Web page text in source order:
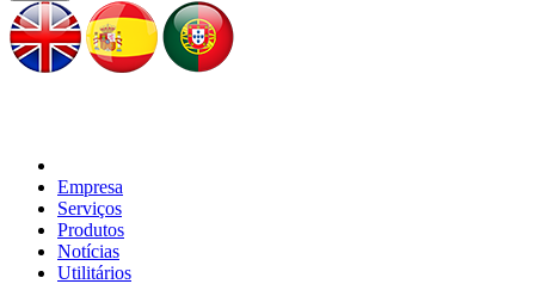
Empresa
Serviços
Produtos
Notícias
Utilitários